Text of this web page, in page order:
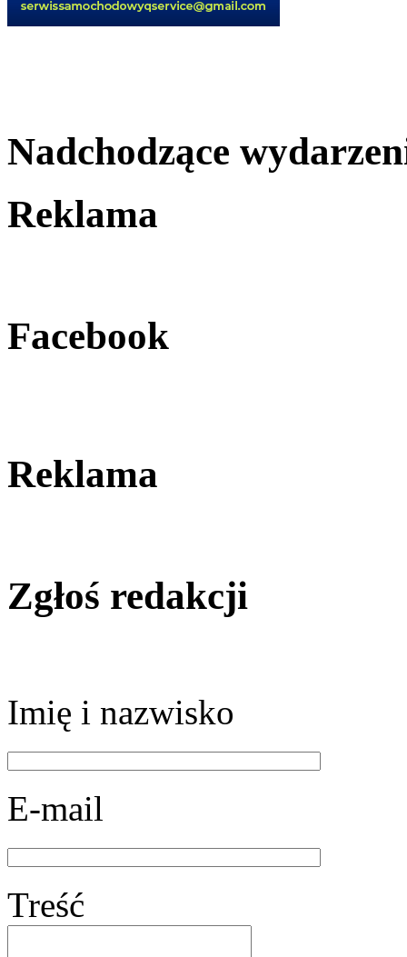
Nadchodzące
Reklama
Facebook
Reklama
Zgłoś redakcji
Imię i nazwisko
E-mail
Treść